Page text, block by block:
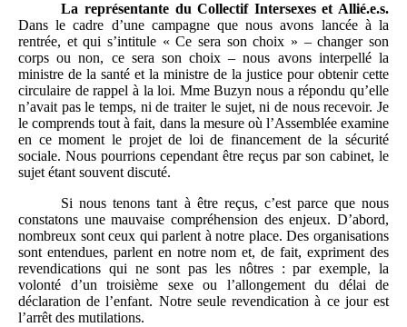
La représentante du Collectif Intersexes et Allié.e.s.
Dans le cadre d’une campagne que nous avons lancée à la
rentrée, et qui s’intitule « Ce sera son choix » – changer son
corps ou non, ce sera son choix – nous avons interpellé la
ministre de la santé et la ministre de la justice pour obtenir cette
circulaire de rappel à la loi. Mme Buzyn nous a répondu qu’elle
n’avait pas le temps, ni de traiter le sujet, ni de nous recevoir. Je
le comprends tout à fait, dans la mesure où l’Assemblée examine
en ce moment le projet de loi de financement de la sécurité
sociale. Nous pourrions cependant être reçus par son cabinet, le
sujet étant souvent discuté.
Si nous tenons tant à être reçus, c’est parce que nous
constatons une mauvaise compréhension des enjeux. D’abord,
nombreux sont ceux qui parlent à notre place. Des organisations
sont entendues, parlent en notre nom et, de fait, expriment des
revendications qui ne sont pas les nôtres : par exemple, la
volonté d’un troisième sexe ou l’allongement du délai de
déclaration de l’enfant. Notre seule revendication à ce jour est
l’arrêt des mutilations.